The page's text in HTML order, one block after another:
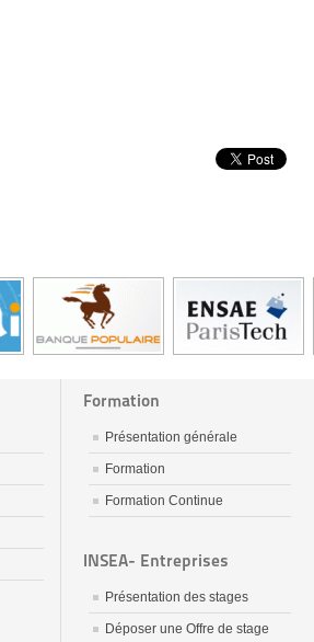
Formation
Présentation générale
Formation
Formation Continue
INSEA- Entreprises
Présentation des stages
Déposer une Offre de stage